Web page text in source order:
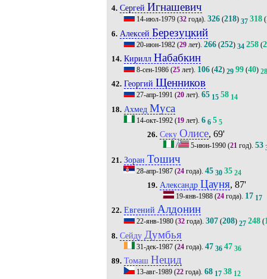
4. Сергей Игнашевич
14-июл-1979(32года). 326(218) 37 318(
6. Алексей Березуцкий
20-июн-1982(29лет). 266(252) 34 258(
14. Кирилл Набабкин
8-сен-1986(25лет). 106(42) 29 99(40) 28
42. Георгий Щенников
27-апр-1991 (20лет). 65 15 58 14
18. Ахмед Муса
14-окт-1992(19лет). 6 6 5 5
26. Секу Олисе, 69'
/ 5-июн-1990 (21 год).53
21. Зоран Тошич
28-апр-1987(24года). 45 30 35 24
19. Александр Цауня, 87'
19-янв-1988 (24 года). 17 17
22. Евгений Алдонин
22-янв-1980(32года). 307(208) 27 248(
8. Сейду Думбья
31-дек-1987(24года). 47 36 47 36
89. Томаш Нецид
13-авг-1989(22года). 68 17 38 12